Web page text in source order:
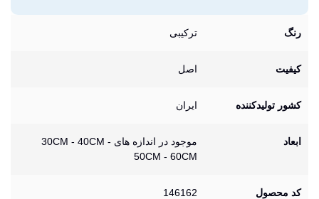
رنگ ترکیبی
کیفیت اصل
کشور تولیدکننده ایران
ابعاد
موجود در اندازه های 30CM - 40CM -
50CM - 60CM
کد محصول 146162